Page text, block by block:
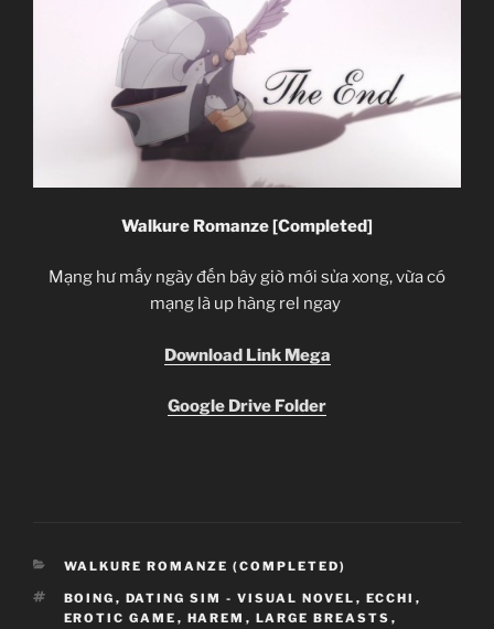
Walkure Romanze [Completed]
Mạng hư mấy ngày đến bây giờ mới sửa xong, vừa có
mạng là up hàng rel ngay
Download Link Mega
Google Drive Folder
CATEGORIES
WALKURE ROMANZE (COMPLETED)
TAGS
BOING , DATING SIM - VISUAL NOVEL , ECCHI ,
EROTIC GAME , HAREM , LARGE BREASTS ,